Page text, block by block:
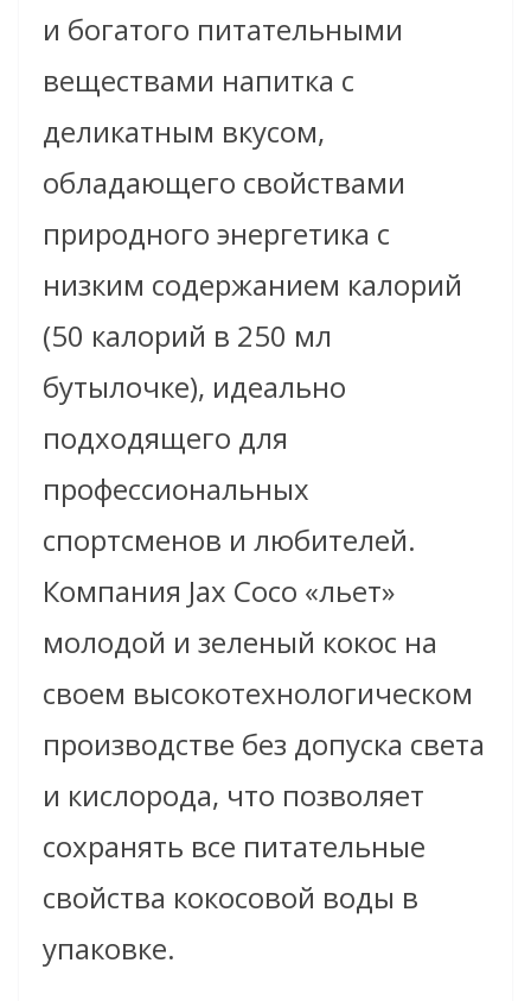
и богатого питательными
веществами напитка с
деликатным вкусом,
обладающего свойствами
природного энергетика с
низким содержанием калорий
(50 калорий в 250 мл
бутылочке), идеально
подходящего для
профессиональных
спортсменов и любителей.
Компания Jax Сосо «льет»
молодой и зеленый кокос на
своем высокотехнологическом
производстве без допуска света
и кислорода, что позволяет
сохранять все питательные
свойства кокосовой воды в
упаковке.